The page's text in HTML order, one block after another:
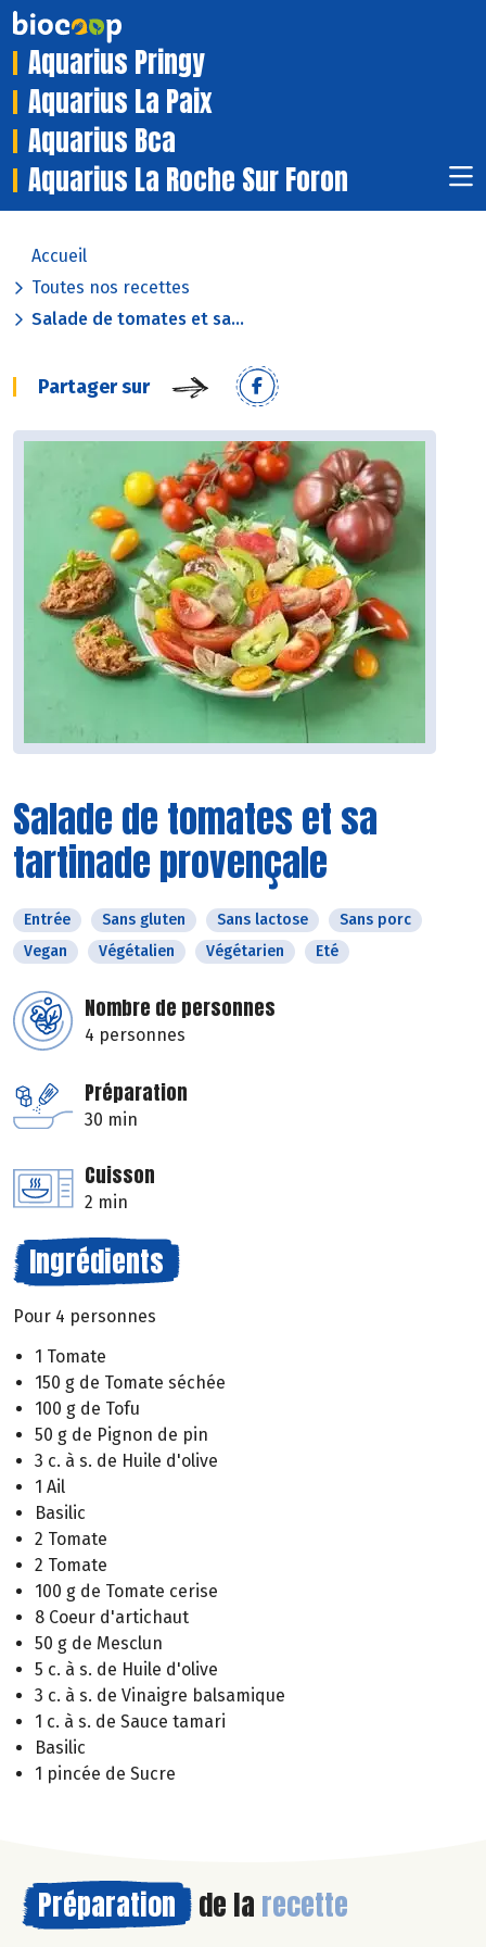
Aquarius Pringy
Aquarius La Paix
Aquarius Bca
Aquarius La Roche Sur Foron
Accueil
Toutes nos recettes
Salade de tomates et sa...
Partager sur
Salade de tomates et sa
tartinade provençale
Entrée Sans gluten Sans lactose
Sans porc
Vegan
Végétalien Végétarien Eté
Nombre de personnes
4 personnes
Préparation
30 min
Cuisson
2 min
Ingrédients
Pour 4 personnes
1 Tomate
150 g de Tomate séchée
100 g de Tofu
50 g de Pignon de pin
3 c. à s. de Huile d'olive
1 Ail
Basilic
2 Tomate
2 Tomate
100 g de Tomate cerise
8 Coeur d'artichaut
50 g de Mesclun
5 c. à s. de Huile d'olive
3 c. à s. de Vinaigre balsamique
1 c. à s. de Sauce tamari
Basilic
1 pincée de Sucre
Préparation de la recette